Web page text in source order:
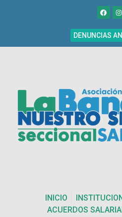
DENUNCIAS
INICIO
ACUERDOS